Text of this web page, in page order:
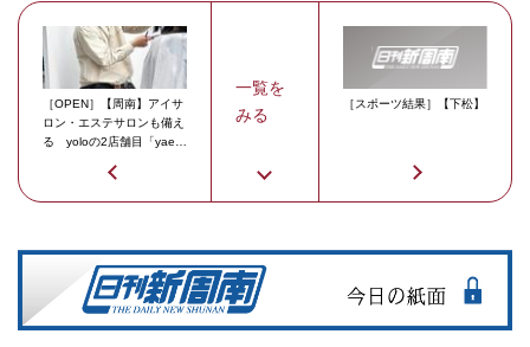
［OPEN］【周南】アイサ
ロン・エステサロンも備え
る yoloの2店舗目「yae」
一覧を
みる
［スポーツ結果］【下松】